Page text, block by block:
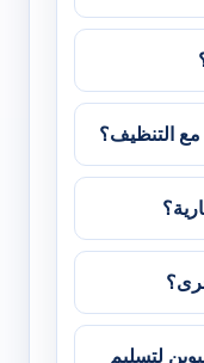
التنظيف؟
لتسليم